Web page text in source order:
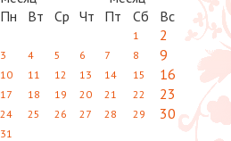
Пн Вт Ср Чт Пт Сб Вс
1 2
3 4 5 6 7 8 9
10 11 12 13 14 15 16
17 18 19 20 21 22 23
24 25 26 27 28 29 30
31